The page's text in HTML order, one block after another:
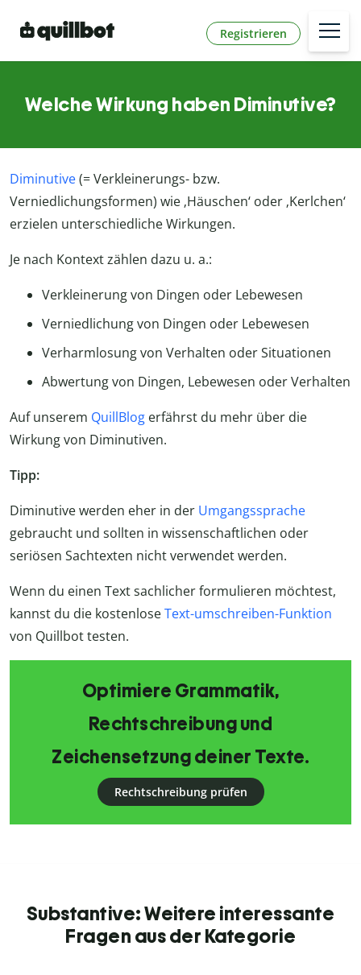
Registrieren
Welche Wirkung haben Diminutive?
Diminutive(= Verkleinerungs- bzw.
Verniedlichungsformen) wie ‚Häuschen‘ oder ‚Kerlchen‘
erzielen unterschiedliche Wirkungen.
Je nach Kontext zählen dazu u. a.:
Verkleinerung von Dingen oder Lebewesen
Verniedlichung von Dingen oder Lebewesen
Verharmlosung von Verhalten oder Situationen
Abwertung von Dingen, Lebewesen oder Verhalten
Auf unserem QuillBlog erfährst du mehr über die
Wirkung von Diminutiven.
Tipp:
Diminutive werden eher in der Umgangssprache
gebraucht und sollten in wissenschaftlichen oder
seriösen Sachtexten nicht verwendet werden.
Wenn du einen Text sachlicher formulieren möchtest,
kannst du die kostenloseText-umschreiben-Funktion
von Quillbot testen.
Optimiere Grammatik,
Rechtschreibung und
Zeichensetzung deiner Texte.
Rechtschreibung prüfen
Substantive: Weitere interessante
Fragen aus der Kategorie